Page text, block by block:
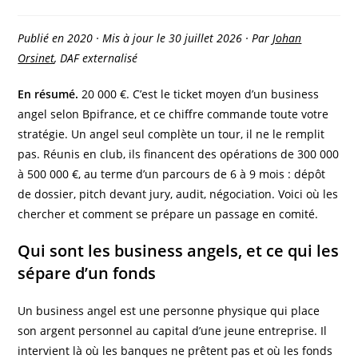
Publié en 2020 · Mis à jour le 30 juillet 2026 · Par Johan
Orsinet, DAF externalisé
En résumé. 20 000 €. C’est le ticket moyen d’un business
angel selon Bpifrance, et ce chiffre commande toute votre
stratégie. Un angel seul complète un tour, il ne le remplit
pas. Réunis en club, ils financent des opérations de 300 000
à 500 000 €, au terme d’un parcours de 6 à 9 mois : dépôt
de dossier, pitch devant jury, audit, négociation. Voici où les
chercher et comment se prépare un passage en comité.
Qui sont les business angels, et ce qui les
sépare d’un fonds
Un business angel est une personne physique qui place
son argent personnel au capital d’une jeune entreprise. Il
intervient là où les banques ne prêtent pas et où les fonds